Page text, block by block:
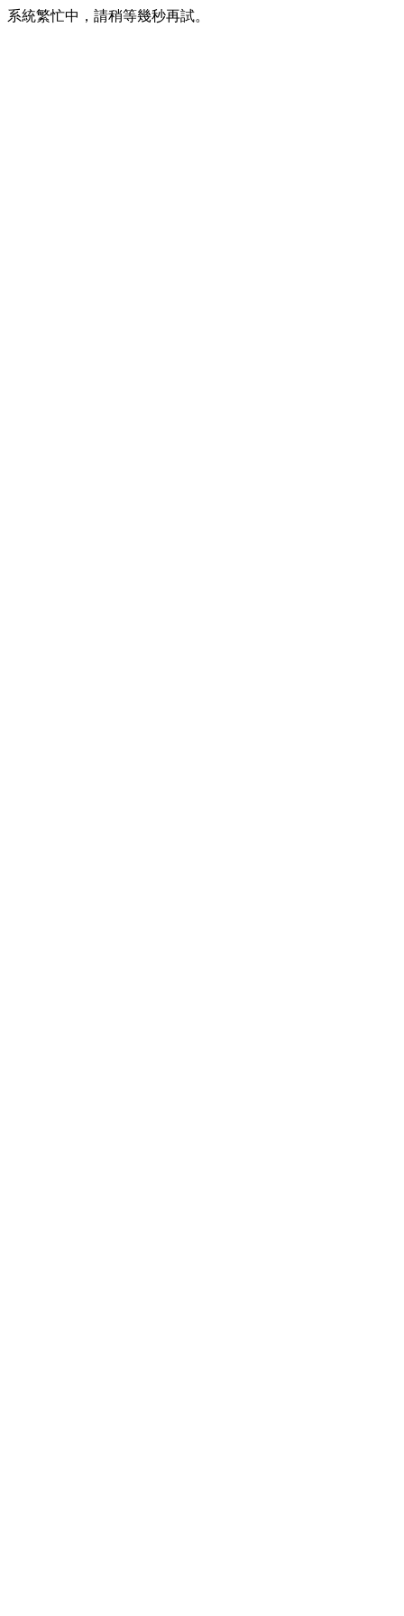
系統繁忙中，請稍等幾秒再試。